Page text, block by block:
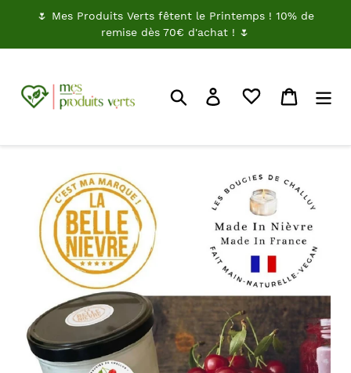
🌷 Mes Produits Verts fêtent le Printemps ! 10% de
remise dès 70€ d'achat ! 🌷
RechercherJe me connectePanier